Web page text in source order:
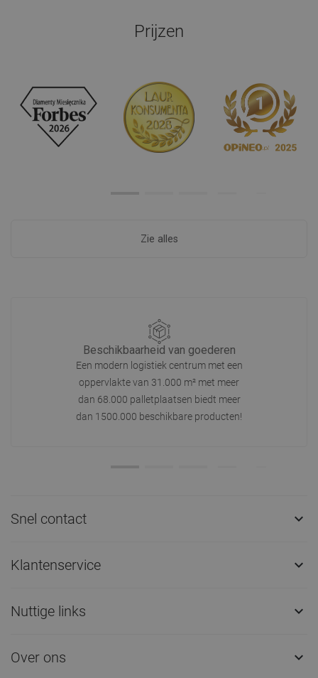
Prijzen
Zie alles
Beschikbaarheid van goederen
Een modern logistiek centrum met een
oppervlakte van 31.000 m² met meer
dan 68.000 palletplaatsen biedt meer
dan 1500.000 beschikbare producten!
Snel contact 
Klantenservice 
Nuttige links 
Over ons 